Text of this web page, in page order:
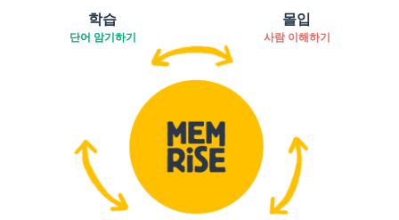
학습
단어 암기하기
몰입
사람 이해하기